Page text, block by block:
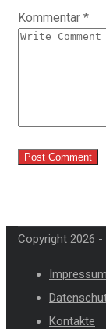
Kommentar *
Copyright 2026 -
Impressum
Kontakte